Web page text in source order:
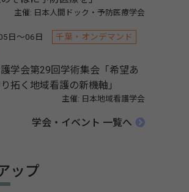
主催: 日本人間ドック・予防医療学会
日～06日
千葉・オンデマンド
学会第29回学術集会「希望あ
拓く地域看護の新機軸」
主催: 日本地域看護学会
学会・イベント 一覧へ
ップ